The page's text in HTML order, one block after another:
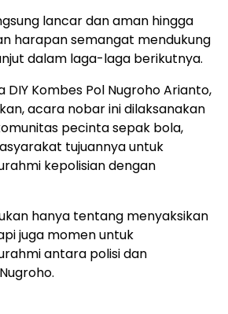
lancar dan aman hingga
harapan semangat mendukung
dalam laga-laga berikutnya.
DIY Kombes Pol Nugroho Arianto,
acara nobar ini dilaksanakan
pecinta sepak bola,
tujuannya untuk
kepolisian dengan
hanya tentang menyaksikan
juga momen untuk
antara polisi dan